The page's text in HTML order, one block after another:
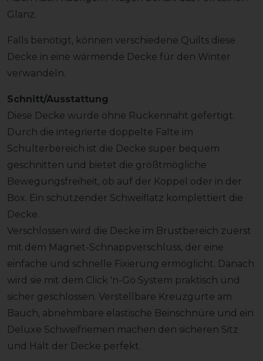
Glanz.
Falls benötigt, können verschiedene Quilts diese
Decke in eine wärmende Decke für den Winter
verwandeln.
Schnitt/Ausstattung
Diese Decke wurde ohne Rückennaht gefertigt.
Durch die integrierte doppelte Falte im
Schulterbereich ist die Decke super bequem
geschnitten und bietet die größtmögliche
Bewegungsfreiheit, ob auf der Koppel oder in der
Box. Ein schützender Schweiflatz komplettiert die
Decke.
Verschlossen wird die Decke im Brustbereich zuerst
mit dem Magnet-Schnappverschluss, der eine
einfache und schnelle Fixierung ermöglicht. Danach
wird sie mit dem Click 'n-Go System praktisch und
sicher geschlossen. Verstellbare Kreuzgurte am
Bauch, abnehmbare elastische Beinschnüre und ein
Deluxe Schweifriemen machen den sicheren Sitz
und Halt der Decke perfekt.